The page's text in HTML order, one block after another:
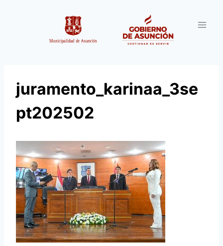
juramento_karinaa_3se
pt202502